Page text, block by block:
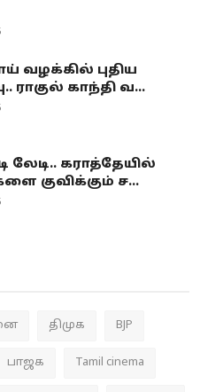
வழக்கில் புதிய
ராகுல் காந்தி வ...
லேடி.. கராத்தேயில்
குவிக்கும் ச...
திமுக BJP
பாஜக Tamil cinema